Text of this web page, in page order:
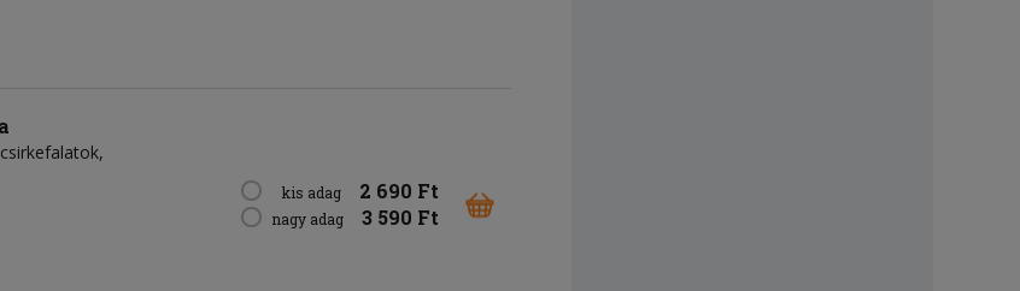
kis adag 2 690 Ft
nagy adag 3 590 Ft